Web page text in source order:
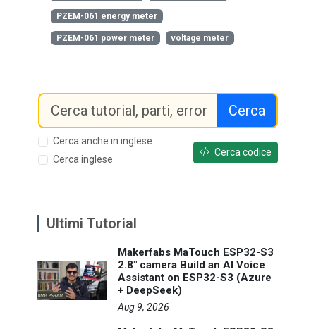
PZEM-061 energy meter
PZEM-061 power meter voltage meter
Cerca
Cerca anche in inglese
Cerca inglese
Cerca codice
Ultimi Tutorial
Makerfabs MaTouch ESP32-S3
2.8" camera Build an AI Voice
Assistant on ESP32-S3 (Azure
+ DeepSeek)
Aug 9, 2026